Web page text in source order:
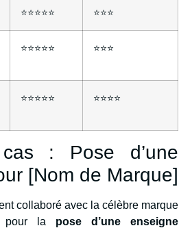
⭐⭐⭐⭐⭐ ⭐⭐⭐
⭐⭐⭐⭐⭐ ⭐⭐⭐
⭐⭐⭐⭐⭐ ⭐⭐⭐⭐
: Pose d’une
[Nom de Marque]
collaboré avec la célèbre marque
pour la pose d’une enseigne